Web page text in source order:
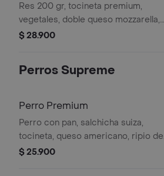
Res 200 gr, tocineta premium,
vegetales, doble queso mozzarella,
peperoni, jalapeños y ziracha.
$ 28.900
Perros Supreme
Perro Premium
Perro con pan, salchicha suiza,
tocineta, queso americano, ripio de
papa, salsas de la casa, acompañado
$ 25.900